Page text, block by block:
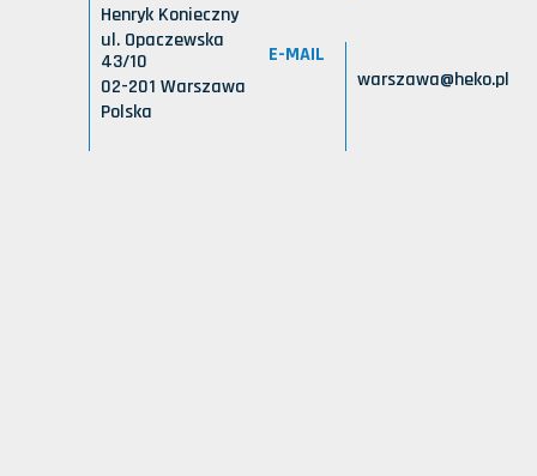
Henryk Konieczny
ul. Opaczewska
43/10
02-201 Warszawa
Polska
E-MAIL
warszawa@heko.pl